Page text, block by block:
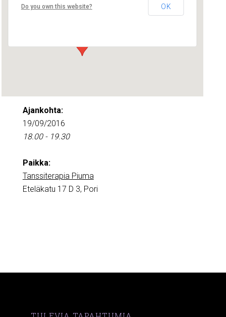
Tanssiterapia Piuma
Eteläkatu 17 D 3 - Pori
Do you own this website? OK
Ajankohta:
19/09/2016
18.00 - 19.30
Paikka:
Tanssiterapia Piuma
Eteläkatu 17 D 3, Pori